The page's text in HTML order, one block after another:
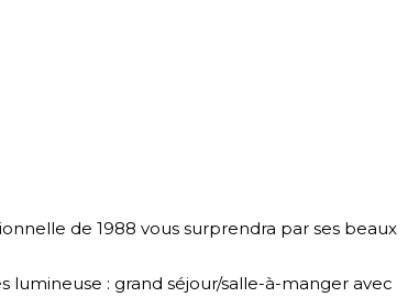
de 1988 vous surprendra par ses beaux
lumineuse : grand séjour/salle-à-manger avec